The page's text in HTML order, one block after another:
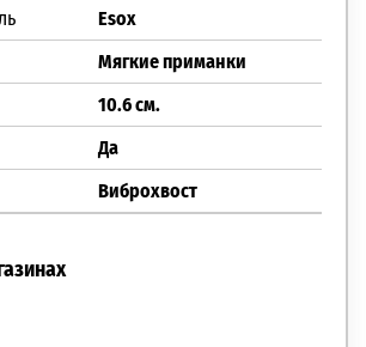
Esox
Мягкие приманки
10.6 см.
Да
Виброхвост